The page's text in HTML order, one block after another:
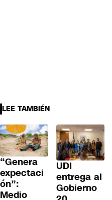
LEE TAMBIÉN
“Genera
expectaci
ón”:
Medio
UDI
entrega al
Gobierno